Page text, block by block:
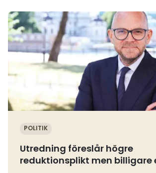
POLITIK
Utredning föreslår högre
reduktionsplikt men billigare
Läs mer